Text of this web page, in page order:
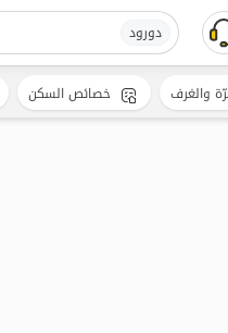
دورود
والغرف خصائص السكن